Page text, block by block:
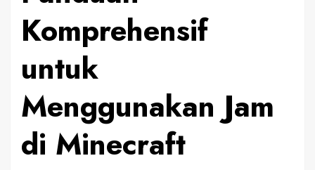
Komprehensif
untuk
Menggunakan Jam
di Minecraft